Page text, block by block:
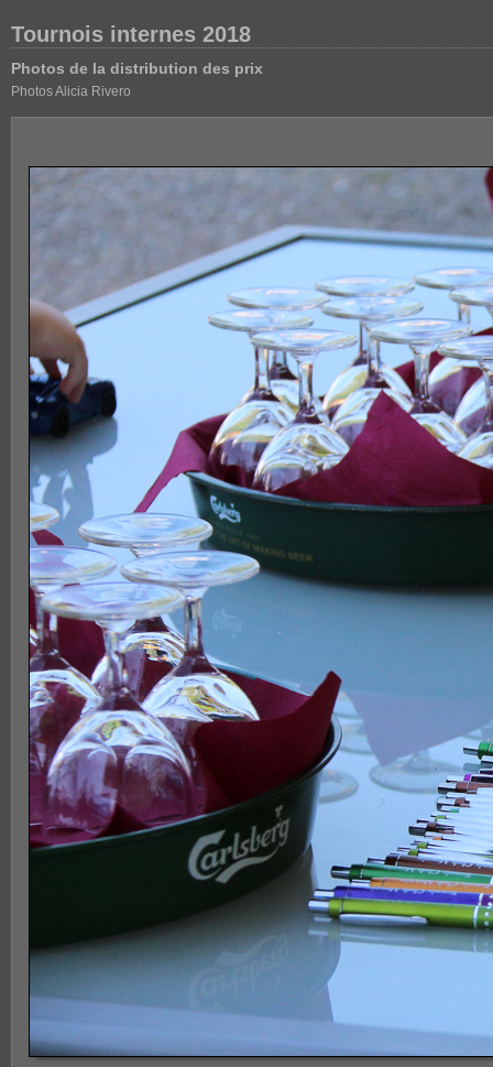
Tournois internes 2018
Photos de la distribution des prix
Photos Alicia Rivero